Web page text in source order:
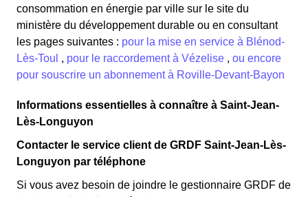
consommation en énergie par ville sur le site du
ministère du développement durable ou en consultant
les pages suivantes : pour la mise en service à Blénod-
Lès-Toul , pour le raccordement à Vézelise , ou encore
pour souscrire un abonnement à Roville-Devant-Bayon
Informations essentielles à connaître à Saint-Jean-
Lès-Longuyon
Contacter le service client de GRDF Saint-Jean-Lès-
Longuyon par téléphone
Si vous avez besoin de joindre le gestionnaire GRDF de